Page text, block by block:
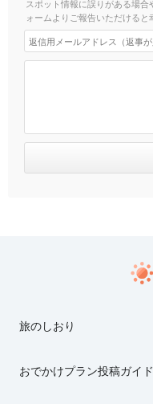
スポット情報に誤りがある場
ォームよりご報告いただけると
旅のしおり
おでかけプラン投稿ガイ